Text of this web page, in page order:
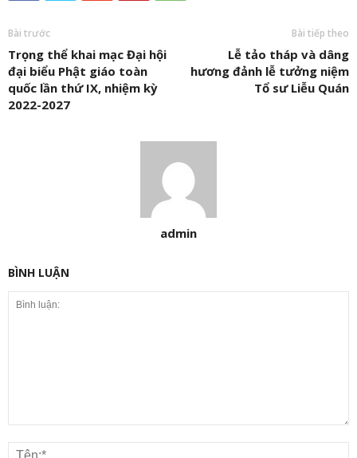
Bài trước
Trọng thể khai mạc Đại hội
đại biểu Phật giáo toàn
quốc lần thứ IX, nhiệm kỳ
2022-2027
Bài tiếp theo
Lễ tảo tháp và dâng
hương đảnh lễ tưởng niệm
Tổ sư Liễu Quán
admin
BÌNH LUẬN